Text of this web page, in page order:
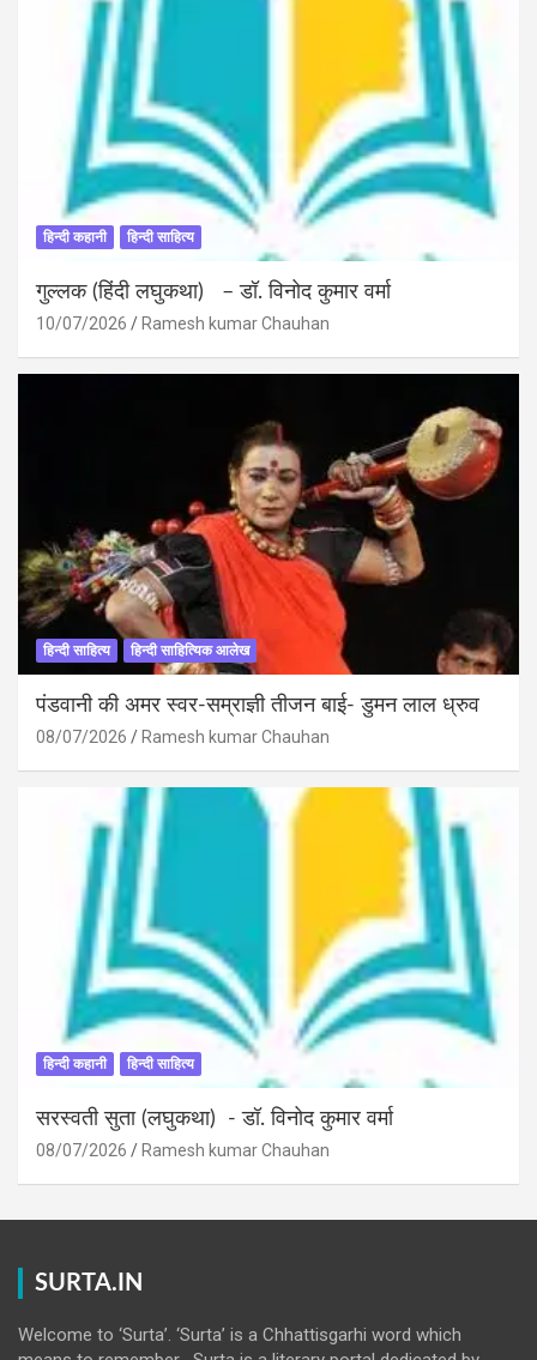
हिन्दी कहानी हिन्दी साहित्य
गुल्लक (हिंदी लघुकथा) – डॉ. विनोद कुमार वर्मा
10/07/2026 Ramesh kumar Chauhan
हिन्दी साहित्य हिन्दी साहित्यिक आलेख
पंडवानी की अमर स्वर-सम्राज्ञी तीजन बाई- डुमन लाल ध्रुव
08/07/2026 Ramesh kumar Chauhan
हिन्दी कहानी हिन्दी साहित्य
सरस्वती सुता (लघुकथा) ​- डॉ. विनोद कुमार वर्मा
08/07/2026 Ramesh kumar Chauhan
SURTA.IN
Welcome to ‘Surta’. ‘Surta’ is a Chhattisgarhi word which